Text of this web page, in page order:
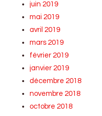
juin 2019
mai 2019
avril 2019
mars 2019
février 2019
janvier 2019
décembre 2018
novembre 2018
octobre 2018